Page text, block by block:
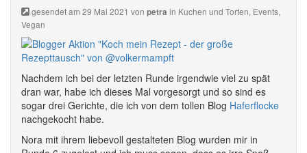
gesendet am 29 Mai 2021 von petra in Kuchen und Torten, Events,
Vegan
Nachdem ich bei der letzten Runde irgendwie viel zu spät
dran war, habe ich dieses Mal vorgesorgt und so sind es
sogar drei Gerichte, die ich von dem tollen Blog Haferflocke
nachgekocht habe.
Nora mit ihrem liebevoll gestalteten Blog wurden mir in